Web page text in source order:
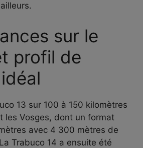
sur le
profil de
13 sur 100 à 150 kilomètres
les Vosges, dont un format
avec 4 300 mètres de
Trabuco 14 a ensuite été